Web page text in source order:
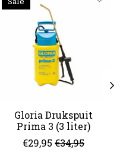
Gloria Drukspuit
Prima 3 (3 liter)
€29,95 €34,95